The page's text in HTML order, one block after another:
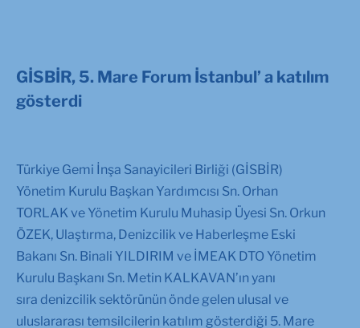
GİSBİR, 5. Mare Forum İstanbul’ a katılım
gösterdi
Türkiye Gemi İnşa Sanayicileri Birliği (GİSBİR)
Yönetim Kurulu Başkan Yardımcısı Sn. Orhan
TORLAK ve Yönetim Kurulu Muhasip Üyesi Sn. Orkun
ÖZEK, Ulaştırma, Denizcilik ve Haberleşme Eski
Bakanı Sn. Binali YILDIRIM ve İMEAK DTO Yönetim
Kurulu Başkanı Sn. Metin KALKAVAN’ın yanı
sıra denizcilik sektörünün önde gelen ulusal ve
uluslararası temsilcilerin katılım gösterdiği 5. Mare